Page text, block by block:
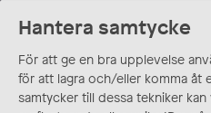
Hantera samtycke
För att ge en bra upplevelse
för att lagra och/eller komma åt
samtycker till dessa tekniker